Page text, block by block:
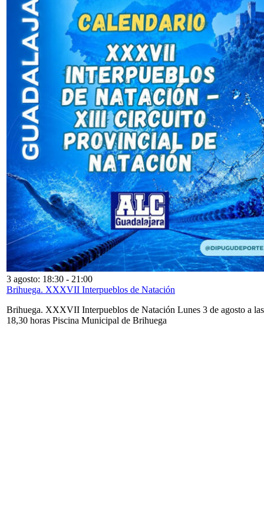
3 agosto: 18:30 - 21:00
Brihuega. XXXVII Interpueblos de Natación
Brihuega. XXXVII Interpueblos de Natación Lunes 3 de agosto a las
18,30 horas Piscina Municipal de Brihuega